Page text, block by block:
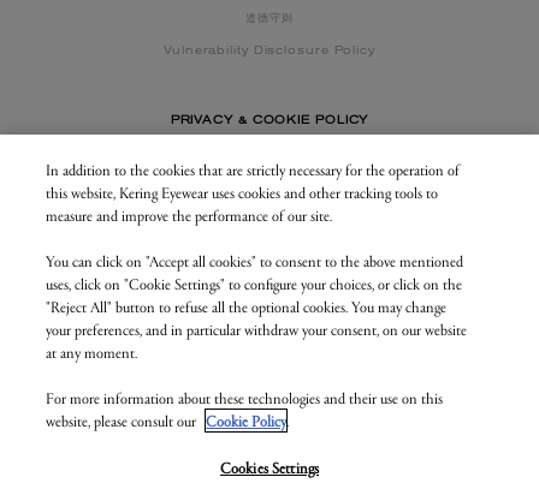
道德守则
Vulnerability Disclosure Policy
PRIVACY & COOKIE POLICY
CONTACT US
BUSINESS AREA
my.keringeyewear.com
© Kering Eyewear 2023. All rights reserved
Kering Eyewear S.p.A.Via Altichiero 180, 35135 Padova
v. 1.3.5.as1
In addition to the cookies that are strictly necessary for the operation of
this website, Kering Eyewear uses cookies and other tracking tools to
measure and improve the performance of our site.
You can click on "Accept all cookies" to consent to the above mentioned
uses, click on "Cookie Settings" to configure your choices, or click on the
"Reject All" button to refuse all the optional cookies. You may change
your preferences, and in particular withdraw your consent, on our website
at any moment.
For more information about these technologies and their use on this
website, please consult our Cookie Policy.
Cookies Settings